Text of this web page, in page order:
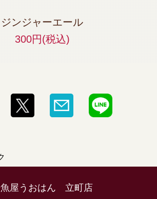
ジンジャーエール
300円(税込)
魚屋うおはん 立町店